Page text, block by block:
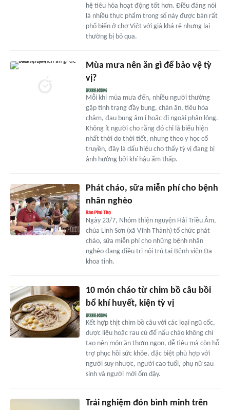
hệ tiêu hóa hoạt động tốt hơn. Điều đáng nói
là nhiều thực phẩm trong số này được bán rất
phổ biến ở chợ Việt với giá khá rẻ nhưng lại
thường bị bỏ qua.
Mùa mưa nên ăn gì để bảo vệ tỳ
vị?
Mỗi khi mùa mưa đến, nhiều người thường
gặp tình trạng đầy bụng, chán ăn, tiêu hóa
chậm, đau bụng âm ỉ hoặc đi ngoài phân lỏng.
Không ít người cho rằng đó chỉ là biểu hiện
nhất thời do thời tiết, nhưng theo y học cổ
truyền, đây là dấu hiệu cho thấy tỳ vị đang bị
ảnh hưởng bởi khí hậu ẩm thấp.
Phát cháo, sữa miễn phí cho bệnh
nhân nghèo
Ngày 23/7, Nhóm thiện nguyện Hải Triều Âm,
chùa Linh Sơn (xã Vĩnh Thành) tổ chức phát
cháo, sữa miễn phí cho những bệnh nhân
nghèo đang điều trị nội trú tại Bệnh viện Đa
khoa tỉnh.
10 món cháo từ chim bồ câu bồi
bổ khí huyết, kiện tỳ vị
Kết hợp thịt chim bồ câu với các loại ngũ cốc,
dược liệu hoặc rau củ để nấu cháo không chỉ
tạo nên món ăn thơm ngon, dễ tiêu mà còn hỗ
trợ phục hồi sức khỏe, đặc biệt phù hợp với
người suy nhược, người cao tuổi, phụ nữ sau
sinh và người mới ốm dậy.
Trải nghiệm đón bình minh trên